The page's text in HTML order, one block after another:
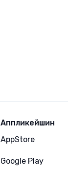
Аппликейшин
AppStore
Google Play